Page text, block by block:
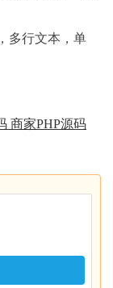
多行文本，单